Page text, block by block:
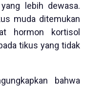
lebih dewasa.
muda ditemukan
hormon kortisol
tikus yang tidak
bahwa